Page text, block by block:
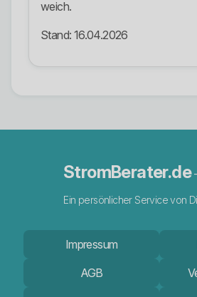
weich.
Stand: 16.04.2026
StromBerater.de
Ein persönlicher Service von
Impressum
AGB